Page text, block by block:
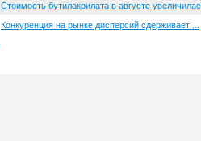
Стоимость бутилакрилата в августе
Конкуренция на рынке дисперсий сдерживает ...